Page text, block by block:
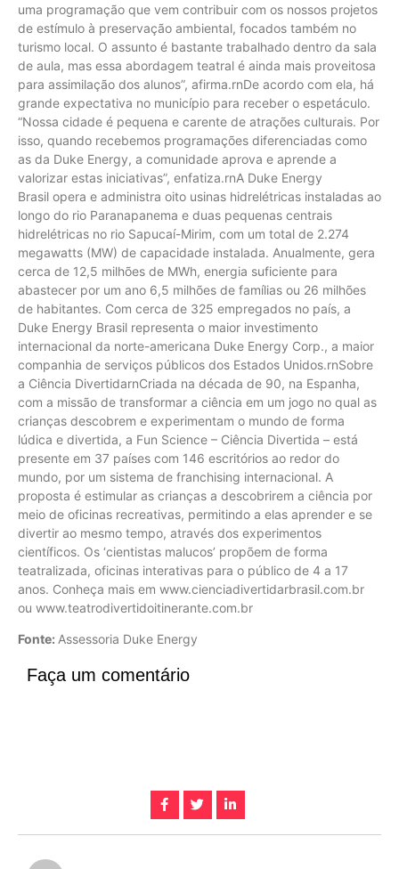
uma programação que vem contribuir com os nossos projetos
de estímulo à preservação ambiental, focados também no
turismo local. O assunto é bastante trabalhado dentro da sala
de aula, mas essa abordagem teatral é ainda mais proveitosa
para assimilação dos alunos”, afirma.rnDe acordo com ela, há
grande expectativa no município para receber o espetáculo.
“Nossa cidade é pequena e carente de atrações culturais. Por
isso, quando recebemos programações diferenciadas como
as da Duke Energy, a comunidade aprova e aprende a
valorizar estas iniciativas”, enfatiza.rnA Duke Energy
Brasil opera e administra oito usinas hidrelétricas instaladas ao
longo do rio Paranapanema e duas pequenas centrais
hidrelétricas no rio Sapucaí-Mirim, com um total de 2.274
megawatts (MW) de capacidade instalada. Anualmente, gera
cerca de 12,5 milhões de MWh, energia suficiente para
abastecer por um ano 6,5 milhões de famílias ou 26 milhões
de habitantes. Com cerca de 325 empregados no país, a
Duke Energy Brasil representa o maior investimento
internacional da norte-americana Duke Energy Corp., a maior
companhia de serviços públicos dos Estados Unidos.rnSobre
a Ciência DivertidarnCriada na década de 90, na Espanha,
com a missão de transformar a ciência em um jogo no qual as
crianças descobrem e experimentam o mundo de forma
lúdica e divertida, a Fun Science – Ciência Divertida – está
presente em 37 países com 146 escritórios ao redor do
mundo, por um sistema de franchising internacional. A
proposta é estimular as crianças a descobrirem a ciência por
meio de oficinas recreativas, permitindo a elas aprender e se
divertir ao mesmo tempo, através dos experimentos
científicos. Os ‘cientistas malucos’ propõem de forma
teatralizada, oficinas interativas para o público de 4 a 17
anos. Conheça mais em www.cienciadivertidarbrasil.com.br
ou www.teatrodivertidoitinerante.com.br
Fonte: Assessoria Duke Energy
Faça um comentário